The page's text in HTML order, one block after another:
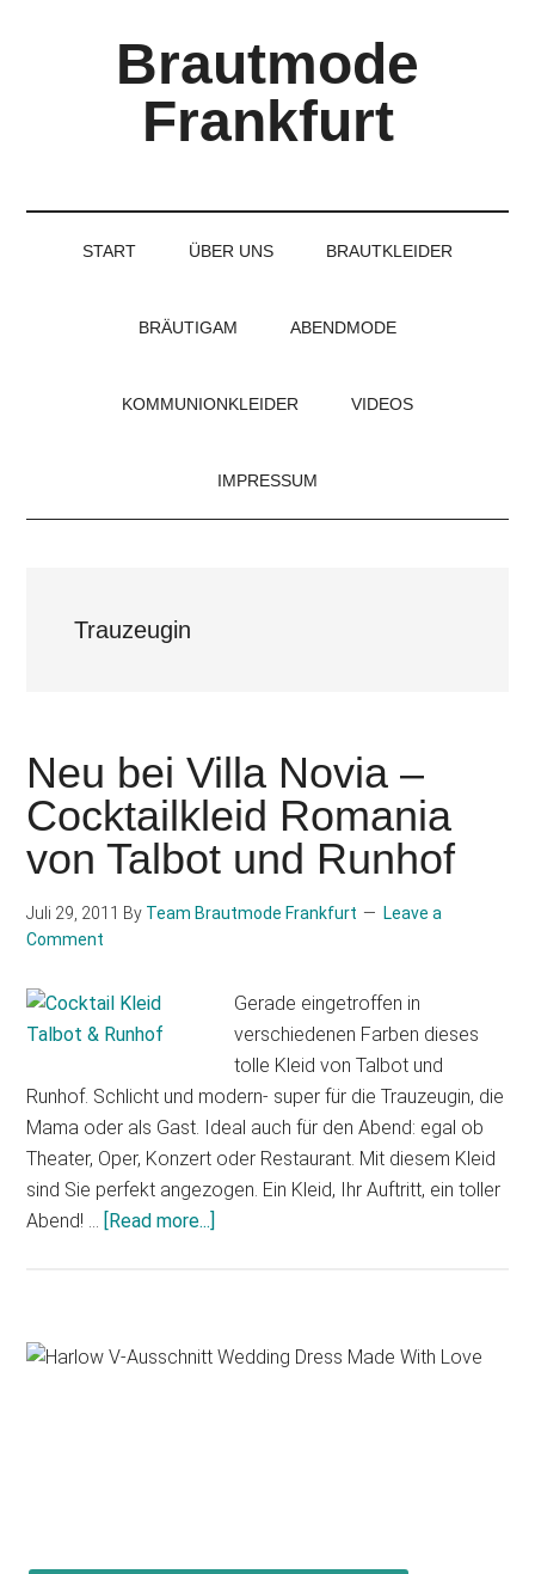
Brautmode
Frankfurt
START ÜBER UNS BRAUTKLEIDER
BRÄUTIGAM ABENDMODE
KOMMUNIONKLEIDER VIDEOS
IMPRESSUM
Trauzeugin
Neu bei Villa Novia –
Cocktailkleid Romania
von Talbot und Runhof
Juli 29, 2011 By Team Brautmode Frankfurt
Leave a
Comment
Gerade eingetroffen in
verschiedenen Farben dieses
tolle Kleid von Talbot und
Runhof. Schlicht und modern- super für die Trauzeugin, die
Mama oder als Gast. Ideal auch für den Abend: egal ob
Theater, Oper, Konzert oder Restaurant. Mit diesem Kleid
sind Sie perfekt angezogen. Ein Kleid, Ihr Auftritt, ein toller
Abend! … [Read more...]
Novia
Primary